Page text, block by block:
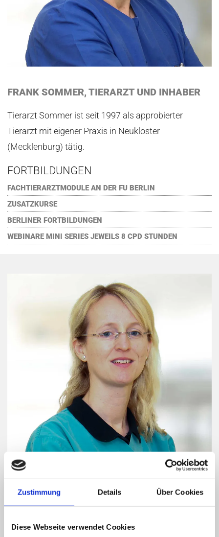
Zustimmung Details Über Cookies
Diese Webseite verwendet Cookies
FRANK SOMMER, TIERARZT UND INHABER
Tierarzt Sommer ist seit 1997 als approbierter
Tierarzt mit eigener Praxis in Neukloster
(Mecklenburg) tätig.
FORTBILDUNGEN
FACHTIERARZTMODULE AN DER FU BERLIN
ZUSATZKURSE
BERLINER FORTBILDUNGEN
WEBINARE MINI SERIES JEWEILS 8 CPD STUNDEN
SABINE HANNIG, TIERÄRZTIN
Tierärztin Sabine Hannig ist seit 2005 als approbierte